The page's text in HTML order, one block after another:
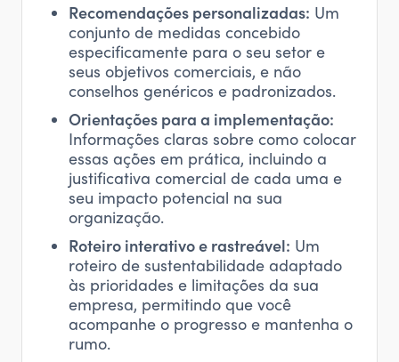
Recomendações personalizadas: Um
conjunto de medidas concebido
especificamente para o seu setor e
seus objetivos comerciais, e não
conselhos genéricos e padronizados.
Orientações para a implementação:
Informações claras sobre como colocar
essas ações em prática, incluindo a
justificativa comercial de cada uma e
seu impacto potencial na sua
organização.
Roteiro interativo e rastreável: Um
roteiro de sustentabilidade adaptado
às prioridades e limitações da sua
empresa, permitindo que você
acompanhe o progresso e mantenha o
rumo.